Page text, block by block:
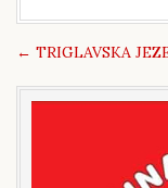
← TRIGLAVSKA